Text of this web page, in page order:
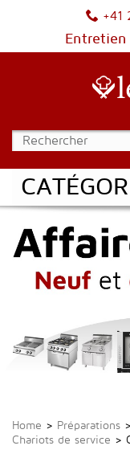
+41
Entretien
Home > Préparations >
Chariots de service >